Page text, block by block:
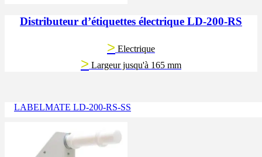
Distributeur d’étiquettes électrique LD-200-RS
> Electrique
> Largeur jusqu'à 165 mm
LABELMATE LD-200-RS-SS